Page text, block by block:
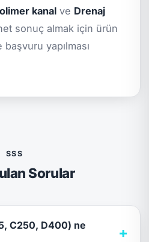
kanal ve Drenaj
sonuç almak için ürün
başvuru yapılması
SSS
Sorular
C250, D400) ne
+